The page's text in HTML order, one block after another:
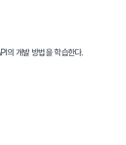
개발 방법을 학습한다.